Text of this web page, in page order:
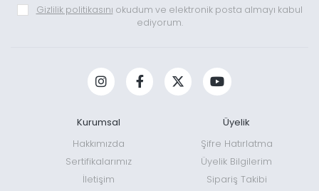
Gizlilik politikasını okudum ve elektronik posta almayı kabul
ediyorum.
Kurumsal
Hakkımızda
Sertifikalarımız
İletişim
Üyelik
Şifre Hatırlatma
Üyelik Bilgilerim
Sipariş Takibi